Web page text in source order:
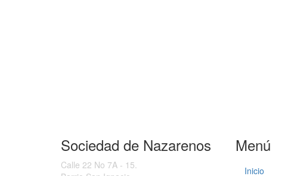
Sociedad de Nazarenos
Calle 22 No 7A - 15.
Menú
Inicio